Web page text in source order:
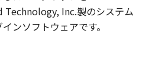
Technology, Inc.製のシステム
ンソフトウェアです。